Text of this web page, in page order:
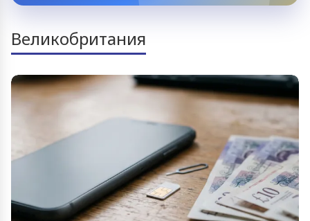
Великобритания